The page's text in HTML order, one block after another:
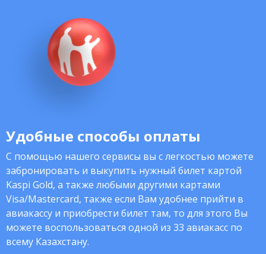
Удобные способы оплаты
С помощью нашего сервисы вы с легкостью можете
забронировать и выкупить нужный билет картой
Kaspi Gold, а также любыми другими картами
Visa/Mastercard, также если Вам удобнее прийти в
авиакассу и приобрести билет там, то для этого Вы
можете воспользоваться одной из 33 авиакасс по
всему Казахстану.